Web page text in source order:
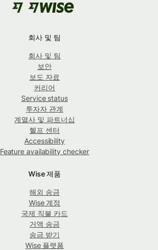
회사 및 팀
회사 및 팀
보안
보도 자료
커리어
Service status
투자자 관계
계열사 및 파트너십
헬프 센터
Accessibility
Feature availability checker
Wise 제품
해외 송금
Wise 계정
국제 직불 카드
거액 송금
송금 받기
Wise 플랫폼